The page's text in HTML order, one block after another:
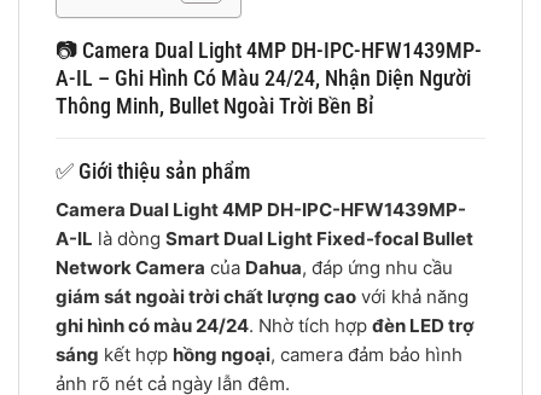
📷 Camera Dual Light 4MP DH-IPC-HFW1439MP-
A-IL – Ghi Hình Có Màu 24/24, Nhận Diện Người
Thông Minh, Bullet Ngoài Trời Bền Bỉ
✅ Giới thiệu sản phẩm
Camera Dual Light 4MP DH-IPC-HFW1439MP-
A-IL là dòng Smart Dual Light Fixed-focal Bullet
Network Camera của Dahua, đáp ứng nhu cầu
giám sát ngoài trời chất lượng cao với khả năng
ghi hình có màu 24/24. Nhờ tích hợp đèn LED trợ
sáng kết hợp hồng ngoại, camera đảm bảo hình
ảnh rõ nét cả ngày lẫn đêm.